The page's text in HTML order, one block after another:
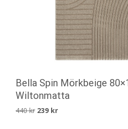
Bella Spin Mörkbeige
Wiltonmatta
440kr Det
239 krDet